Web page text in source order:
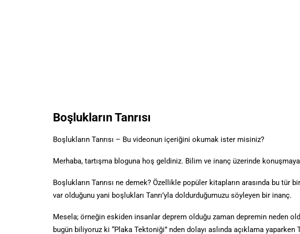
Boşlukların Tanrısı
Boşlukların Tanrısı – Bu videonun içeriğini okumak ister misiniz?
Merhaba, tartışma bloguna hoş geldiniz. Bilim ve inanç üzerinde
Boşlukların Tanrısı ne demek? Özellikle popüler kitapların arasında bu
var olduğunu yani boşlukları Tanrı’yla doldurduğumuzu söyleyen bir inanç.
Mesela; örneğin eskiden insanlar deprem olduğu zaman depremin neden
bugün biliyoruz ki “Plaka Tektoniği” nden dolayı aslında açıklama